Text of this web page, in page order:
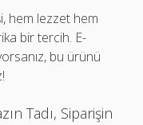
hem lezzet hem
bir tercih. E-
bu ürünü
Tadı, Siparişin